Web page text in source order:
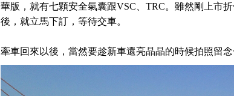
華版，就有七顆安全氣囊跟VSC、TRC。雖然剛上市
後，就立馬下訂，等待交車。
牽車回來以後，當然要趁新車還亮晶晶的時候拍照留念